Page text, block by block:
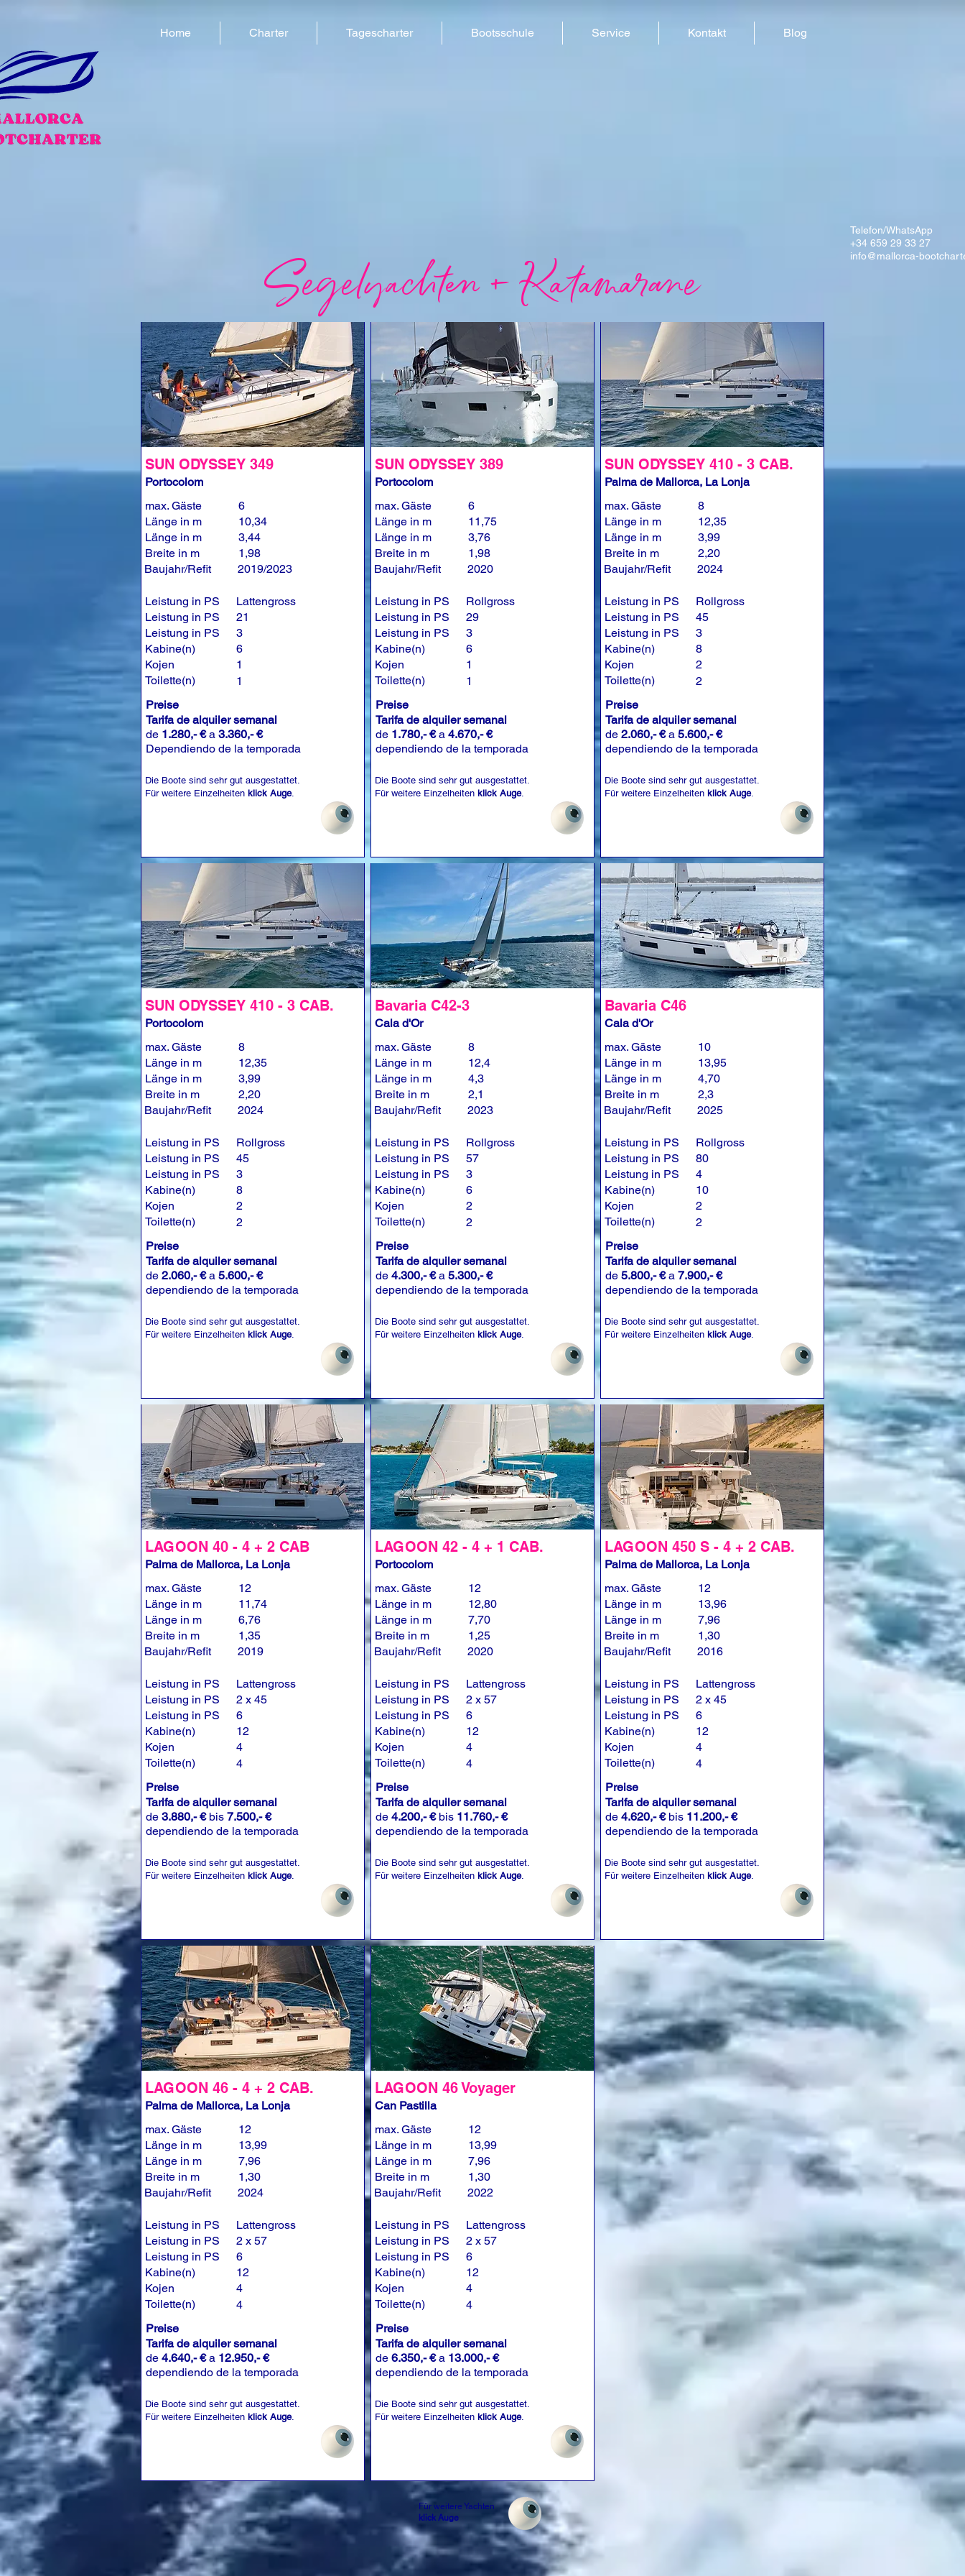
Home Charter Tagescharter Bootsschule Service Kontakt Blog
Segelyachten + Katamarane
SUN ODYSSEY 349
Portocolom
max. Gäste
Länge in m
Länge in m
Breite in m
Baujahr/Refit
Leistung in PS
Leistung in PS
Leistung in PS
Kabine(n)
Kojen
Toilette(n)
6
10,34
3,44
1,98
2019/2023
Lattengross
21
3
6
1
1
Preise
Tarifa de alquiler semanal
de 1.280,- €a 3.360,- €
Dependiendo de la temporada
Die Boote sind sehr gut ausgestattet.
Für weitere Einzelheiten klick Auge.
SUN ODYSSEY 410 - 3 CAB.
Portocolom
max. Gäste
Länge in m
Länge in m
Breite in m
Baujahr/Refit
Leistung in PS
Leistung in PS
Leistung in PS
Kabine(n)
Kojen
Toilette(n)
8
12,35
3,99
2,20
2024
Rollgross
45
3
8
2
2
Preise
Tarifa de alquiler semanal
de 2.060,- €a 5.600,- €
dependiendo de la temporada
Die Boote sind sehr gut ausgestattet.
Für weitere Einzelheiten klick Auge.
LAGOON 40 - 4 + 2 CAB
Palma de Mallorca, La Lonja
max. Gäste
Länge in m
Länge in m
Breite in m
Baujahr/Refit
Leistung in PS
Leistung in PS
Leistung in PS
Kabine(n)
Kojen
Toilette(n)
12
11,74
6,76
1,35
2019
Lattengross
2 x 45
6
12
4
4
Preise
Tarifa de alquiler semanal
de 3.880,- €bis 7.500,- €
dependiendo de la temporada
Die Boote sind sehr gut ausgestattet.
Für weitere Einzelheiten klick Auge.
LAGOON 46 - 4 + 2 CAB.
Palma de Mallorca, La Lonja
max. Gäste
Länge in m
Länge in m
Breite in m
Baujahr/Refit
Leistung in PS
Leistung in PS
Leistung in PS
Kabine(n)
Kojen
Toilette(n)
12
13,99
7,96
1,30
2024
Lattengross
2 x 57
6
12
4
4
Preise
Tarifa de alquiler semanal
de 4.640,- €a 12.950,- €
dependiendo de la temporada
Die Boote sind sehr gut ausgestattet.
Für weitere Einzelheiten klick Auge.
SUN ODYSSEY 389
Portocolom
max. Gäste
Länge in m
Länge in m
Breite in m
Baujahr/Refit
Leistung in PS
Leistung in PS
Leistung in PS
Kabine(n)
Kojen
Toilette(n)
6
11,75
3,76
1,98
2020
Rollgross
29
3
6
1
1
Preise
Tarifa de alquiler semanal
de 1.780,- €a 4.670,- €
dependiendo de la temporada
Die Boote sind sehr gut ausgestattet.
Für weitere Einzelheiten klick Auge.
Bavaria C42-3
Cala d'Or
max. Gäste
Länge in m
Länge in m
Breite in m
Baujahr/Refit
Leistung in PS
Leistung in PS
Leistung in PS
Kabine(n)
Kojen
Toilette(n)
8
12,4
4,3
2,1
2023
Rollgross
57
3
6
2
2
Preise
Tarifa de alquiler semanal
de 4.300,- €a 5.300,- €
dependiendo de la temporada
Die Boote sind sehr gut ausgestattet.
Für weitere Einzelheiten klick Auge.
LAGOON 42 - 4 + 1 CAB.
Portocolom
max. Gäste
Länge in m
Länge in m
Breite in m
Baujahr/Refit
Leistung in PS
Leistung in PS
Leistung in PS
Kabine(n)
Kojen
Toilette(n)
12
12,80
7,70
1,25
2020
Lattengross
2 x 57
6
12
4
4
Preise
Tarifa de alquiler semanal
de 4.200,- €bis 11.760,- €
dependiendo de la temporada
Die Boote sind sehr gut ausgestattet.
Für weitere Einzelheiten klick Auge.
LAGOON 46 Voyager
Can Pastilla
max. Gäste
Länge in m
Länge in m
Breite in m
Baujahr/Refit
Leistung in PS
Leistung in PS
Leistung in PS
Kabine(n)
Kojen
Toilette(n)
12
13,99
7,96
1,30
2022
Lattengross
2 x 57
6
12
4
4
Preise
Tarifa de alquiler semanal
de 6.350,- €a 13.000,- €
dependiendo de la temporada
Die Boote sind sehr gut ausgestattet.
Für weitere Einzelheiten klick Auge.
SUN ODYSSEY 410 - 3 CAB.
Palma de Mallorca, La Lonja
max. Gäste
Länge in m
Länge in m
Breite in m
Baujahr/Refit
Leistung in PS
Leistung in PS
Leistung in PS
Kabine(n)
Kojen
Toilette(n)
8
12,35
3,99
2,20
2024
Rollgross
45
3
8
2
2
Preise
Tarifa de alquiler semanal
de 2.060,- €a 5.600,- €
dependiendo de la temporada
Die Boote sind sehr gut ausgestattet.
Für weitere Einzelheiten klick Auge.
Bavaria C46
Cala d'Or
max. Gäste
Länge in m
Länge in m
Breite in m
Baujahr/Refit
Leistung in PS
Leistung in PS
Leistung in PS
Kabine(n)
Kojen
Toilette(n)
10
13,95
4,70
2,3
2025
Rollgross
80
4
10
2
2
Preise
Tarifa de alquiler semanal
de 5.800,- €a 7.900,- €
dependiendo de la temporada
Die Boote sind sehr gut ausgestattet.
Für weitere Einzelheiten klick Auge.
LAGOON 450 S - 4 + 2 CAB.
Palma de Mallorca, La Lonja
max. Gäste
Länge in m
Länge in m
Breite in m
Baujahr/Refit
Leistung in PS
Leistung in PS
Leistung in PS
Kabine(n)
Kojen
Toilette(n)
12
13,96
7,96
1,30
2016
Lattengross
2 x 45
6
12
4
4
Preise
Tarifa de alquiler semanal
de 4.620,- €bis 11.200,- €
dependiendo de la temporada
Die Boote sind sehr gut ausgestattet.
Für weitere Einzelheiten klick Auge.
Für weitere Yachten
klick Auge
Telefon/WhatsApp
+34 659 29 33 27
info@mallorca-